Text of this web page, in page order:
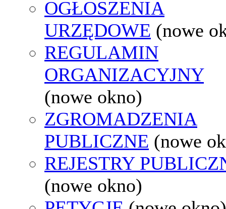
OGŁOSZENIA
URZĘDOWE (nowe
REGULAMIN
ORGANIZACYJNY
(nowe okno)
ZGROMADZENIA
PUBLICZNE (nowe
REJESTRY
(nowe okno)